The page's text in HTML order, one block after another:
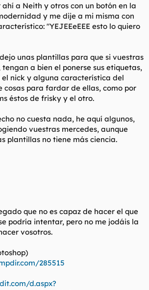
ahí a Neith y otros con un botón en la
y me dije a mi misma con
"YEJEEeEEE esto lo quiero
unas plantillas para que si vuestras
a bien el ponerse sus etiquetas,
el nick y alguna característica del
cosas para fardar de ellas, como por
éstos de frisky y el otro.
no cuesta nada, he aquí algunos,
vuestras mercedes, aunque
plantillas no tiene más ciencia.
que no es capaz de hacer el que
podría intentar, pero no me jodáis la
vosotros.
285515
d.aspx?